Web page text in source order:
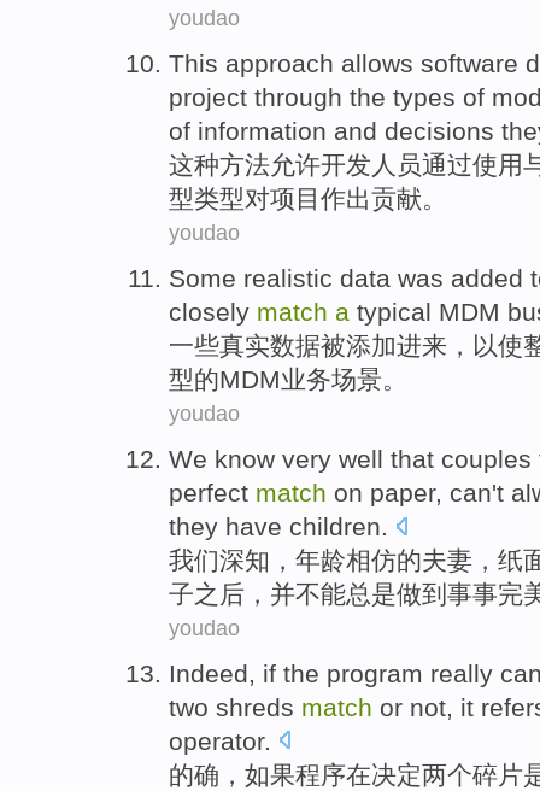
youdao
This approach allows software
project through the types of
of information and decisions
这种方法允许开发 人员通过使用
型类型对项目作出贡献。
youdao
Some realistic data was added
closely match a typical MDM
一些真实数据被添加进来 ， 以使
型的MDM业务场景。
youdao
We know very well that couples
perfect match on paper, can't
they have children.
我们深知 ，年龄相仿的夫妻 ，纸
子之后 ，并不能总是做到 事事完
youdao
Indeed if the program really
two shreds match or not, it
operator.
的确 ， 如果程序在决定两个碎片